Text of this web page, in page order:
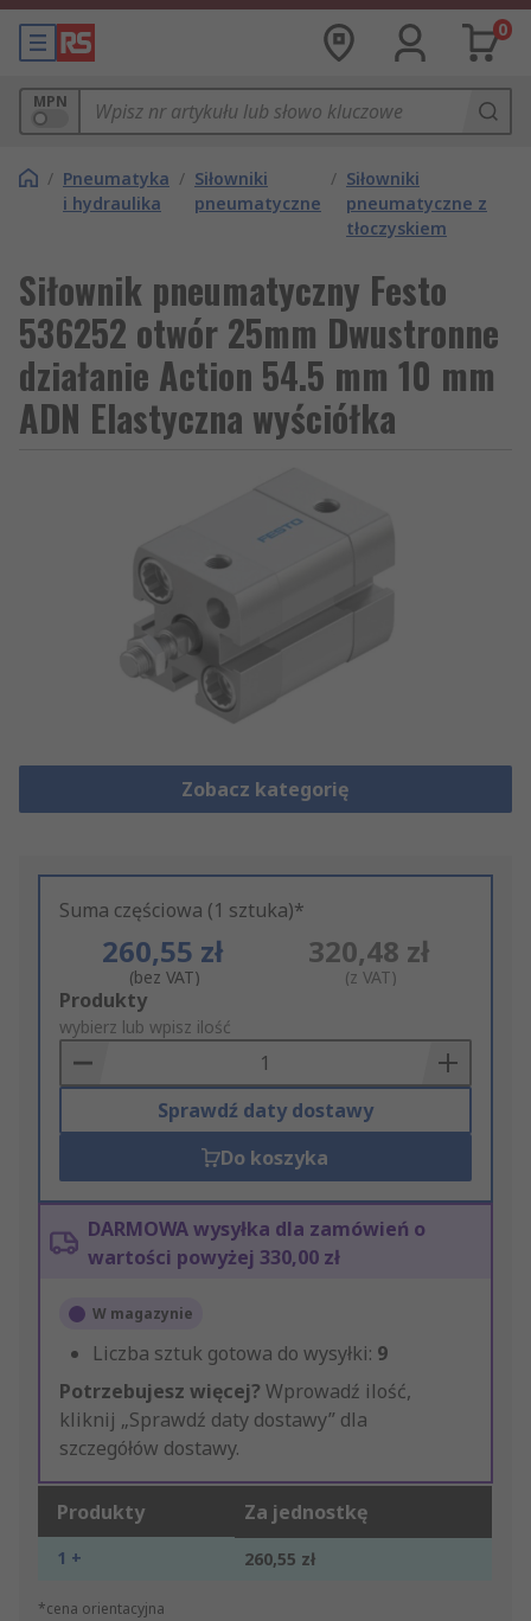
0
MPN
/ Pneumatyka
i hydraulika
/ Siłowniki
pneumatyczne
/ Siłowniki
pneumatyczne z
tłoczyskiem
Siłownik pneumatyczny Festo
536252 otwór 25mm Dwustronne
działanie Action 54.5 mm 10 mm
ADN Elastyczna wyściółka
Zobacz kategorię
Suma częściowa (1 sztuka)*
260,55 zł
(bez VAT)
320,48 zł
(z VAT)
Add
to
Basket
Produkty
wybierz lub wpisz ilość
Sprawdź daty dostawy
Do koszyka
DARMOWA wysyłka dla zamówień o
wartości powyżej 330,00 zł
W magazynie
Liczba sztuk gotowa do wysyłki: 9
Potrzebujesz więcej? Wprowadź ilość,
kliknij „Sprawdź daty dostawy” dla
szczegółów dostawy.
Produkty Za jednostkę
1 + 260,55 zł
*cena orientacyjna